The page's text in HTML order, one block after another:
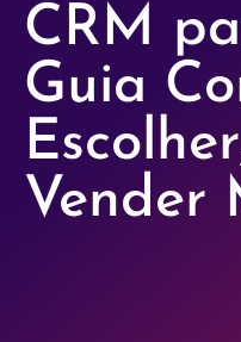
CRM
Guia
Vender